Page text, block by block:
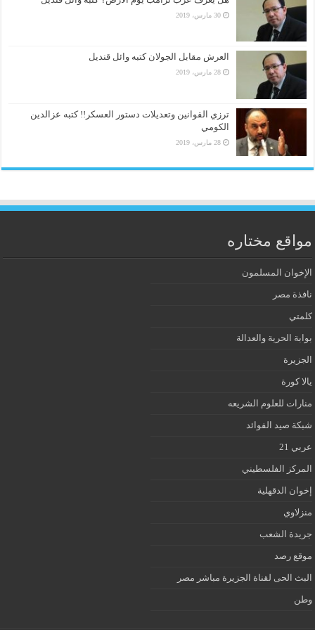
30 مارس، 2019
العرش مقابل الجولان كتبه وائل قنديل
28 مارس، 2019
ترزي القوانين وتعديلات دستور العسكر!! كتبه عزالدين
الكومي
28 مارس، 2019
مواقع مختاره
الإخوان المسلمون
نافذة مصر
كلمتي
بوابة الحرية والعدالة
الجزيرة
يالا كورة
منارات للعلوم الشريعه
شبكة صيد الفوائد
عربي 21
المركز الفلسطيني
إخوان الدقهلية
منزلاوي
جريدة الشعب
موقع رصد
البث الحى لقناة الجزيرة مباشر مصر
وطن